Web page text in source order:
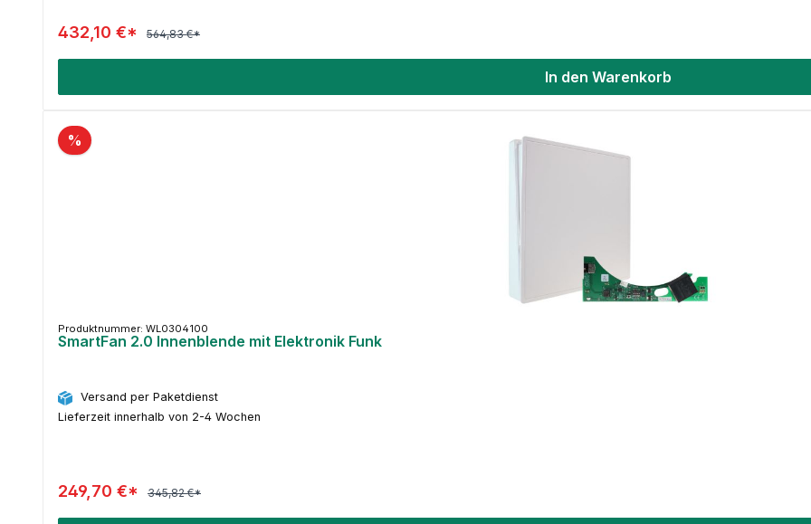
432,10 €* 564,83 €*
In den Warenkorb
%
Produktnummer: WL0304100
SmartFan 2.0 Innenblende mit Elektronik Funk
Versand per Paketdienst
Lieferzeit innerhalb von 2-4 Wochen
249,70 €* 345,82 €*